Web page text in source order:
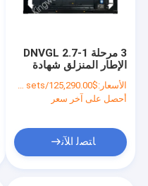
3 مرحلة DNVGL 2.7-1
الإطار المنزلق شهادة
ATEX 80kw 100kva
حقل النفط حقل الغاز 2
مجموعة مولدات
الأسعار:$125,290.00/sets >=1 sets
أحصل على آخر سعر
ﺎﺘﺼﻟ ﺍﻶﻧ